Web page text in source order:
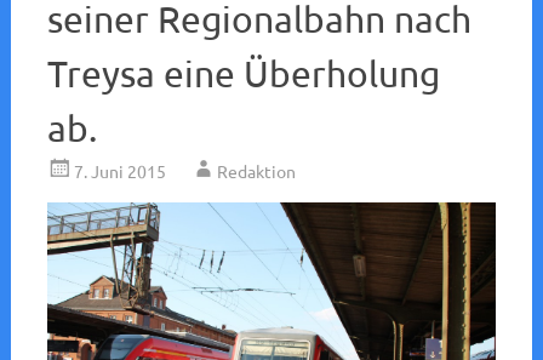
seiner Regionalbahn nach
Treysa eine Überholung
ab.
7. Juni 2015 Redaktion